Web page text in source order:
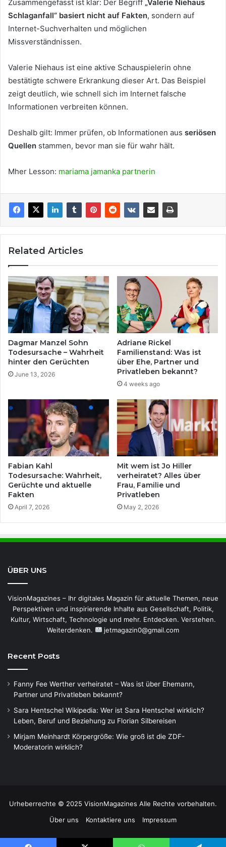
Zusammengefasst ist klar: Der Begriff „Valerie Niehaus
Schlaganfall“ basiert nicht auf Fakten, sondern auf
Internet-Suchverhalten und möglichen
Missverständnissen.
Valerie Niehaus ist eine aktive Schauspielerin ohne
bestätigte schwere Erkrankung dieser Art. Das Beispiel
zeigt deutlich, wie schnell sich im Internet falsche
Informationen verbreiten können.
Deshalb gilt: Immer prüfen, ob Informationen aus seriösen
Quellen stammen, bevor man sie für wahr hält.
Mher Lesson: mariama jamanka partnerin
Related Articles
Dagmar Manzel Sohn
Todesursache – Wahrheit
hinter den Gerüchten
June 13, 2026
Adriane Rickel
Familienstand: Was ist
über Ehe, Partner und
Privatleben bekannt?
4 weeks ago
Fabian Kahl
Todesursache: Wahrheit,
Gerüchte und aktuelle
Fakten
April 7, 2026
Mit wem ist Jo Hiller
verheiratet? Alles über
Frau, Familie und
Privatleben
May 2, 2026
ÜBER UNS
VisionMagazines – Ihr digitales Magazin für aktuelle Themen, neue
Perspektiven und inspirierende Inhalte aus Gesellschaft, Politik,
Kultur, Wirtschaft, Technologie und mehr. Entdecken. Verstehen.
Weiterdenken.
jetmagazin0@gmail.com
Recent Posts
Fanny Fee Werther verheiratet – Was ist über Ehemann,
Partner und Privatleben bekannt?
Sara Hentschel Wikipedia: Wer ist Sara Hentschel wirklich?
Leben, Beruf und Beziehung zu Florian Silbereisen
Mirjam Meinhardt Körpergröße: Wie groß ist die ZDF-
Moderatorin wirklich?
Urheberrechte © 2025 VisionMagazines Alle Rechte vorbehalten.
Über uns
Kontaktiere uns Impressum